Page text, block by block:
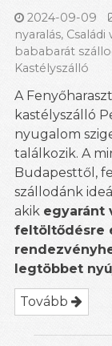
2024-09-09
nyaralás, Családi
bababarát
Kastélyszálló
A
kastélyszálló
nyugalom
találkozik. A
Budapesttől,
szállodánk
akik egyaránt
feltöltődésre
legtöbbet
Tovább